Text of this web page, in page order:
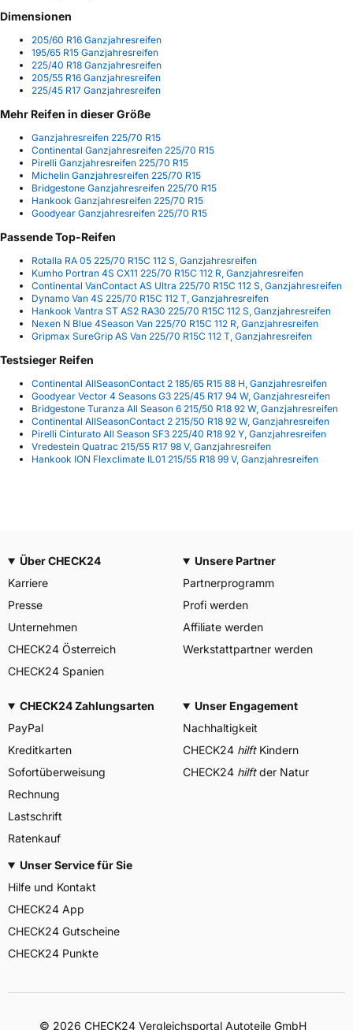
Dimensionen
205/60 R16 Ganzjahresreifen
195/65 R15 Ganzjahresreifen
225/40 R18 Ganzjahresreifen
205/55 R16 Ganzjahresreifen
225/45 R17 Ganzjahresreifen
Mehr Reifen in dieser Größe
Ganzjahresreifen 225/70 R15
Continental Ganzjahresreifen 225/70 R15
Pirelli Ganzjahresreifen 225/70 R15
Michelin Ganzjahresreifen 225/70 R15
Bridgestone Ganzjahresreifen 225/70 R15
Hankook Ganzjahresreifen 225/70 R15
Goodyear Ganzjahresreifen 225/70 R15
Passende Top-Reifen
Rotalla RA 05 225/70 R15C 112 S, Ganzjahresreifen
Kumho Portran 4S CX11 225/70 R15C 112 R, Ganzjahresreifen
Continental VanContact AS Ultra 225/70 R15C 112 S, Ganzjahresreifen
Dynamo Van 4S 225/70 R15C 112 T, Ganzjahresreifen
Hankook Vantra ST AS2 RA30 225/70 R15C 112 S, Ganzjahresreifen
Nexen N Blue 4Season Van 225/70 R15C 112 R, Ganzjahresreifen
Gripmax SureGrip AS Van 225/70 R15C 112 T, Ganzjahresreifen
Testsieger Reifen
Continental AllSeasonContact 2 185/65 R15 88 H, Ganzjahresreifen
Goodyear Vector 4 Seasons G3 225/45 R17 94 W, Ganzjahresreifen
Bridgestone Turanza All Season 6 215/50 R18 92 W, Ganzjahresreifen
Continental AllSeasonContact 2 215/50 R18 92 W, Ganzjahresreifen
Pirelli Cinturato All Season SF3 225/40 R18 92 Y, Ganzjahresreifen
Vredestein Quatrac 215/55 R17 98 V, Ganzjahresreifen
Hankook ION Flexclimate IL01 215/55 R18 99 V, Ganzjahresreifen
Über CHECK24
Karriere
Presse
Unternehmen
CHECK24 Österreich
CHECK24 Spanien
Unsere Partner
Partnerprogramm
Profi werden
Affiliate werden
Werkstattpartner werden
CHECK24 Zahlungsarten
PayPal
Kreditkarten
Sofortüberweisung
Rechnung
Lastschrift
Ratenkauf
Unser Engagement
Nachhaltigkeit
CHECK24 hilftKindern
CHECK24 hilftder Natur
Unser Service für Sie
Hilfe und Kontakt
CHECK24 App
CHECK24 Gutscheine
CHECK24 Punkte
© 2026 CHECK24 Vergleichsportal Autoteile GmbH